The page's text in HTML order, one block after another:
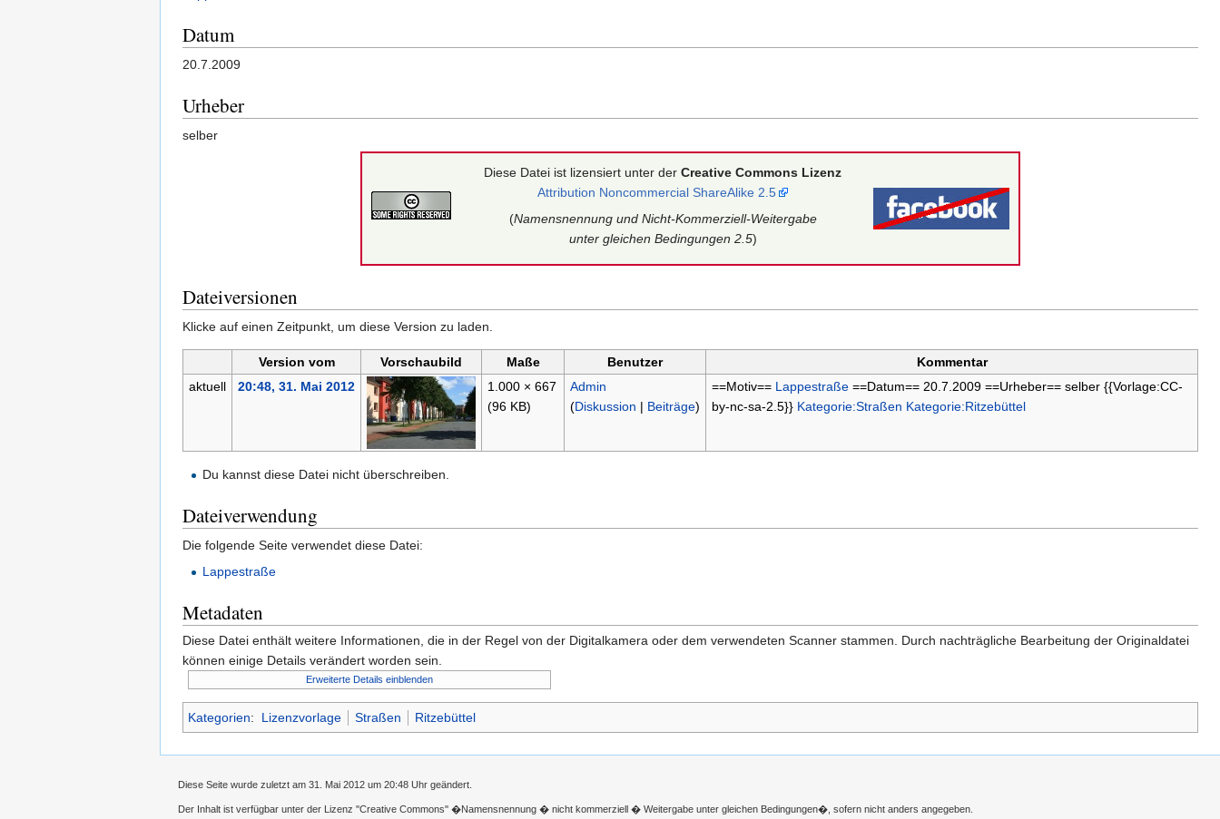
Datum
20.7.2009
Urheber
selber
Diese Datei ist lizensiert unter der Creative Commons Lizenz
Attribution Noncommercial ShareAlike 2.5
(Namensnennung und Nicht-Kommerziell-Weitergabe
unter gleichen Bedingungen 2.5)
Dateiversionen
Klicke auf einen Zeitpunkt, um diese Version zu laden.
Version vom Vorschaubild Maße Benutzer
Kommentar
aktuell
20:48, 31. Mai 2012
1.000 × 667
(96 KB)
Admin
(Diskussion | Beiträge)
==Motiv== Lappestraße==Datum== 20.7.2009 ==Urheber== selber {{Vorlage:CC-
by-nc-sa-2.5}} Kategorie:Straßen Kategorie:Ritzebüttel
Du kannst diese Datei nicht überschreiben.
Dateiverwendung
Die folgende Seite verwendet diese Datei:
Lappestraße
Metadaten
Diese Datei enthält weitere Informationen, die in der Regel von der Digitalkamera oder dem verwendeten Scanner stammen. Durch nachträgliche Bearbeitung der Originaldatei
können einige Details verändert worden sein.
Erweiterte Details einblenden
Kategorien: Lizenzvorlage Straßen Ritzebüttel
Diese Seite wurde zuletzt am 31. Mai 2012 um 20:48 Uhr geändert.
Der Inhalt ist verfügbar unter der Lizenz ''Creative Commons'' �Namensnennung � nicht kommerziell � Weitergabe unter gleichen Bedingungen�, sofern nicht anders angegeben.